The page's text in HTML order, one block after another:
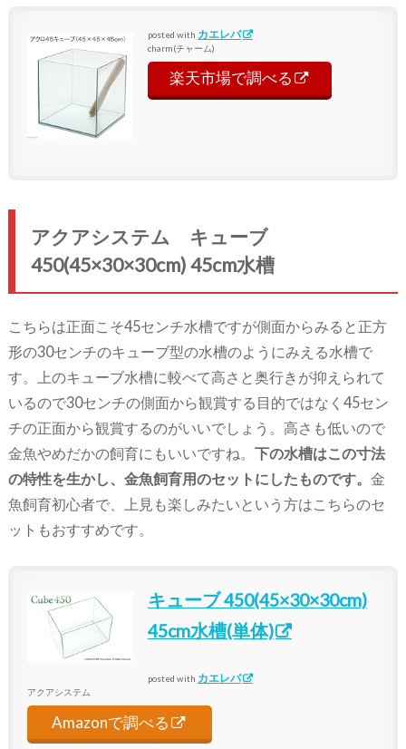
posted with カエレバ
charm(チャーム)
楽天市場で調べる
アクアシステム キューブ
450(45×30×30cm) 45cm水槽
こちらは正面こそ45センチ水槽ですが側面からみると正方
形の30センチのキューブ型の水槽のようにみえる水槽で
す。上のキューブ水槽に較べて高さと奥行きが抑えられて
いるので30センチの側面から観賞する目的ではなく45セン
チの正面から観賞するのがいいでしょう。高さも低いので
金魚やめだかの飼育にもいいですね。 下の水槽はこの寸法
の特性を生かし、金魚飼育用のセットにしたものです。 金
魚飼育初心者で、上見も楽しみたいという方はこちらのセ
ットもおすすめです。
キューブ 450(45×30×30cm)
45cm水槽(単体)
posted with カエレバ
アクアシステム
Amazonで調べる